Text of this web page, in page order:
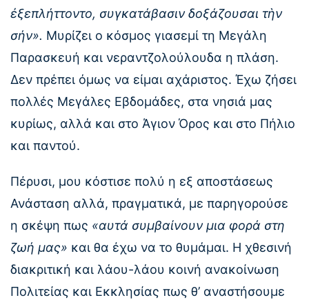
ἐξεπλήττοντο, συγκατάβασιν δοξάζουσαι τὴν
σήν». Μυρίζει ο κόσμος γιασεμί τη Μεγάλη
Παρασκευή και νεραντζολούλουδα η πλάση.
Δεν πρέπει όμως να είμαι αχάριστος. Έχω ζήσει
πολλές Μεγάλες Εβδομάδες, στα νησιά μας
κυρίως, αλλά και στο Άγιον Όρος και στο Πήλιο
και παντού.
Πέρυσι, μου κόστισε πολύ η εξ αποστάσεως
Ανάσταση αλλά, πραγματικά, με παρηγορούσε
η σκέψη πως «αυτά συμβαίνουν μια φορά στη
ζωή μας» και θα έχω να το θυμάμαι. Η χθεσινή
διακριτική και λάου-λάου κοινή ανακοίνωση
Πολιτείας και Εκκλησίας πως θ’ αναστήσουμε